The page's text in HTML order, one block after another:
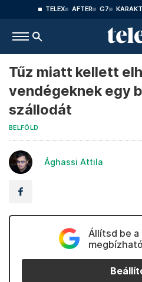
TELEX AFTER G7
Tűz miatt kellett
vendégeknek egy
szállodát
BELFÖLD
Ághassi Attila
Állítsd be a